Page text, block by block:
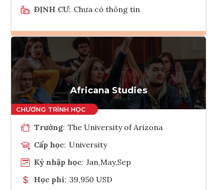
ĐỊNH CƯ: Chưa có thông tin
Ghi danh
Tham vấn Interlink
Africana Studies
Trường: The University of Arizona
Cấp học: University
Kỳ nhập học: Jan,May,Sep
Học phí: 39,950 USD